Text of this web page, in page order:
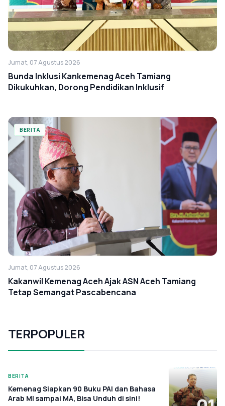
Jumat, 07 Agustus 2026
Bunda Inklusi Kankemenag Aceh Tamiang
Dikukuhkan, Dorong Pendidikan Inklusif
BERITA
Jumat, 07 Agustus 2026
Kakanwil Kemenag Aceh Ajak ASN Aceh Tamiang
Tetap Semangat Pascabencana
TERPOPULER
BERITA
Kemenag Siapkan 90 Buku PAI dan Bahasa
Arab MI sampai MA, Bisa Unduh di sini!